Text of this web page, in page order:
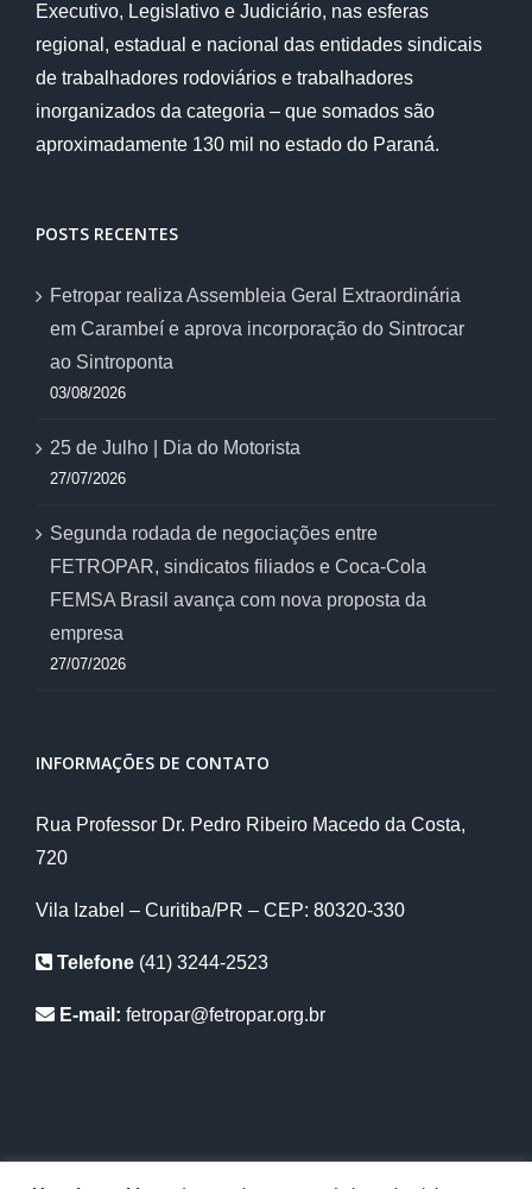
Executivo, Legislativo e Judiciário, nas esferas
regional, estadual e nacional das entidades sindicais
de trabalhadores rodoviários e trabalhadores
inorganizados da categoria – que somados são
aproximadamente 130 mil no estado do Paraná.
POSTS RECENTES
Fetropar realiza Assembleia Geral Extraordinária
em Carambeí e aprova incorporação do Sintrocar
ao Sintroponta
03/08/2026
25 de Julho | Dia do Motorista
27/07/2026
Segunda rodada de negociações entre
FETROPAR, sindicatos filiados e Coca-Cola
FEMSA Brasil avança com nova proposta da
empresa
27/07/2026
INFORMAÇÕES DE CONTATO
Rua Professor Dr. Pedro Ribeiro Macedo da Costa,
720
Vila Izabel – Curitiba/PR – CEP: 80320-330
Telefone (41) 3244-2523
E-mail: fetropar@fetropar.org.br